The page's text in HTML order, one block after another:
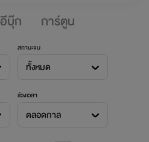
อีบุ๊ก การ์ตูน
สถานะจบ
ทั้งหมด
ช่วงเวลา
ตลอดกาล